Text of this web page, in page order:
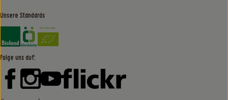
Unsere Standards
Externer Link zu https://www.bioland.de/verbraucher
Externer Link zu https://www.oekokiste.de/
Folge uns auf:
Externer Link zu https://www.facebook.com/lammertzhof/
Externer Link zu https://www.instagram.com/
Externer Link zu https://www.youtube.com/
Externer Link zu https://